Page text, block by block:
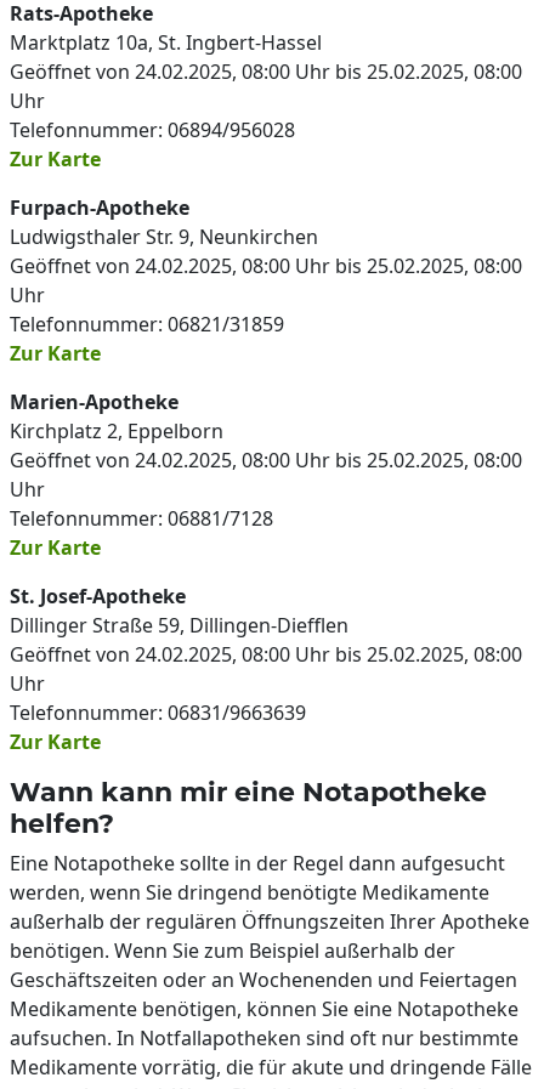
Rats-Apotheke
Marktplatz 10a, St. Ingbert-Hassel
Geöffnet von 24.02.2025, 08:00 Uhr bis 25.02.2025, 08:00
Uhr
Telefonnummer: 06894/956028
Zur Karte
Furpach-Apotheke
Ludwigsthaler Str. 9, Neunkirchen
Geöffnet von 24.02.2025, 08:00 Uhr bis 25.02.2025, 08:00
Uhr
Telefonnummer: 06821/31859
Zur Karte
Marien-Apotheke
Kirchplatz 2, Eppelborn
Geöffnet von 24.02.2025, 08:00 Uhr bis 25.02.2025, 08:00
Uhr
Telefonnummer: 06881/7128
Zur Karte
St. Josef-Apotheke
Dillinger Straße 59, Dillingen-Diefflen
Geöffnet von 24.02.2025, 08:00 Uhr bis 25.02.2025, 08:00
Uhr
Telefonnummer: 06831/9663639
Zur Karte
Wann kann mir eine Notapotheke
helfen?
Eine Notapotheke sollte in der Regel dann aufgesucht
werden, wenn Sie dringend benötigte Medikamente
außerhalb der regulären Öffnungszeiten Ihrer Apotheke
benötigen. Wenn Sie zum Beispiel außerhalb der
Geschäftszeiten oder an Wochenenden und Feiertagen
Medikamente benötigen, können Sie eine Notapotheke
aufsuchen. In Notfallapotheken sind oft nur bestimmte
Medikamente vorrätig, die für akute und dringende Fälle